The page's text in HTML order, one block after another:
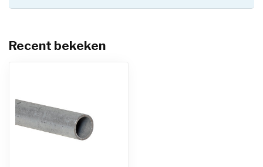
Recent bekeken